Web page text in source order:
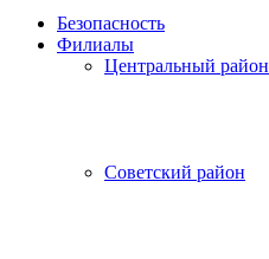
Безопасность
Филиалы
Центральный район
Советский район